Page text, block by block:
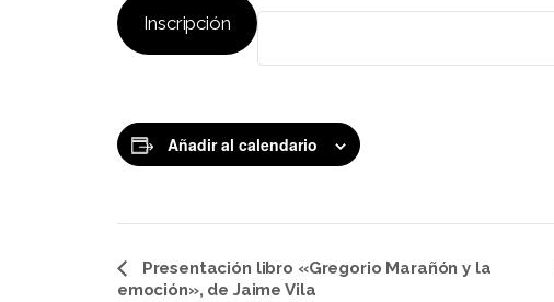
Inscripción
Añadir al calendario
Navegación
Presentación libro «Gregorio Marañón y la
emoción», de Jaime Vila